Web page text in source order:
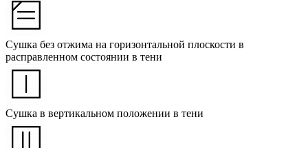
Сушка без отжима на горизонтальной плоскости в
расправленном состоянии в тени
Сушка в вертикальном положении в тени